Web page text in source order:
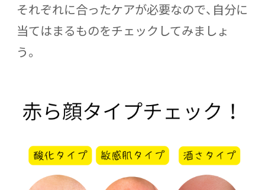
それぞれに合ったケアが必要なので、自分に
当てはまるものをチェックしてみましょ
う。